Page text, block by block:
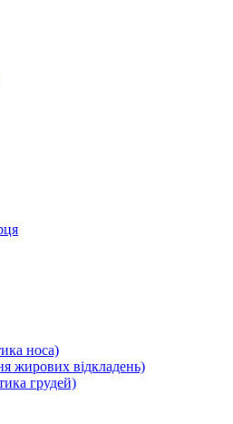
носа)
жирових відкладень)
грудей)